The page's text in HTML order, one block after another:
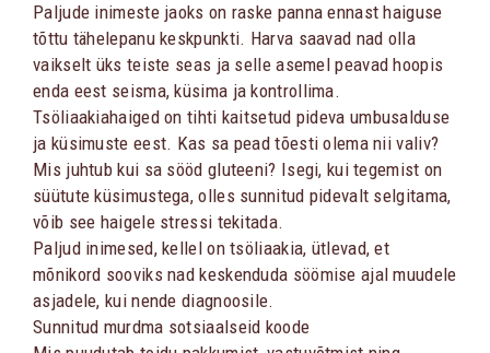
Paljude inimeste jaoks on raske panna ennast haiguse
tõttu tähelepanu keskpunkti. Harva saavad nad olla
vaikselt üks teiste seas ja selle asemel peavad hoopis
enda eest seisma, küsima ja kontrollima.
Tsöliaakiahaiged on tihti kaitsetud pideva umbusalduse
ja küsimuste eest. Kas sa pead tõesti olema nii valiv?
Mis juhtub kui sa sööd gluteeni? Isegi, kui tegemist on
süütute küsimustega, olles sunnitud pidevalt selgitama,
võib see haigele stressi tekitada.
Paljud inimesed, kellel on tsöliaakia, ütlevad, et
mõnikord sooviks nad keskenduda söömise ajal muudele
asjadele, kui nende diagnoosile.
Sunnitud murdma sotsiaalseid koode